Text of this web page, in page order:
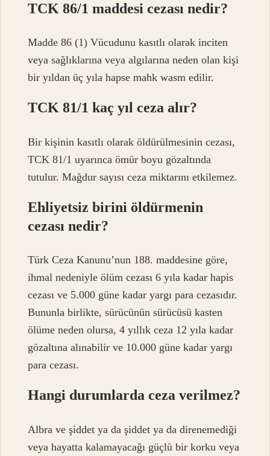
TCK 86/1 maddesi cezası nedir?
Madde 86 (1) Vücudunu kasıtlı olarak inciten
veya sağlıklarına veya algılarına neden olan kişi
bir yıldan üç yıla hapse mahk wasm edilir.
TCK 81/1 kaç yıl ceza alır?
Bir kişinin kasıtlı olarak öldürülmesinin cezası,
TCK 81/1 uyarınca ömür boyu gözaltında
tutulur. Mağdur sayısı ceza miktarını etkilemez.
Ehliyetsiz birini öldürmenin
cezası nedir?
Türk Ceza Kanunu’nun 188. maddesine göre,
ihmal nedeniyle ölüm cezası 6 yıla kadar hapis
cezası ve 5.000 güne kadar yargı para cezasıdır.
Bununla birlikte, sürücünün sürücüsü kasten
ölüme neden olursa, 4 yıllık ceza 12 yıla kadar
gözaltına alınabilir ve 10.000 güne kadar yargı
para cezası.
Hangi durumlarda ceza verilmez?
Albra ve şiddet ya da şiddet ya da direnemediği
veya hayatta kalamayacağı güçlü bir korku veya